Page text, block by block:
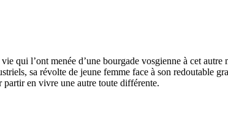
qui l’ont menée d’une bourgade vosgienne à cet autre
sa révolte de jeune femme face à son redoutable
partir en vivre une autre toute différente.